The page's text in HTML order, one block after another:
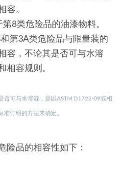
容。
8类危险品的油漆物料。
第3A类危险品与限量装的
容，不论其是否可与水溶
相容规则。
否可与水溶混，是以ASTM D1722-09或相
订明的方法来确定。
险品的相容性如下：